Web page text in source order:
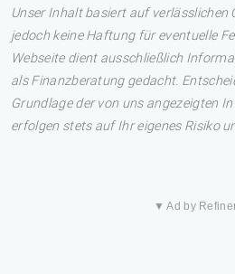
Unser Inhalt basiert auf verlässlichen
jedoch keine Haftung für eventuelle
Webseite dient ausschließlich
als Finanzberatung gedacht.
Grundlage der von uns angezeigten
erfolgen stets auf Ihr eigenes Risiko
▼ Ad by